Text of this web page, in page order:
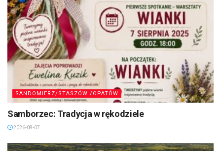
SANDOMIERZ/STASZÓW /OPATÓW
Samborzec: Tradycja w rękodziele
2026-08-07